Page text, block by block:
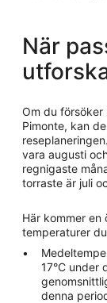
När
Om du
Pimonte, kan
vara augusti
regnigaste
torraste är juli
Här kommer
temperaturer
17°C under
denna